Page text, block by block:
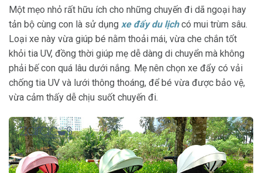
Một mẹo nhỏ rất hữu ích cho những chuyến đi dã ngoại hay
tản bộ cùng con là sử dụng xe đẩy du lịchcó mui trùm sâu.
Loại xe này vừa giúp bé nằm thoải mái, vừa che chắn tốt
khỏi tia UV, đồng thời giúp mẹ dễ dàng di chuyển mà không
phải bế con quá lâu dưới nắng. Mẹ nên chọn xe đẩy có vải
chống tia UV và lưới thông thoáng, để bé vừa được bảo vệ,
vừa cảm thấy dễ chịu suốt chuyến đi.